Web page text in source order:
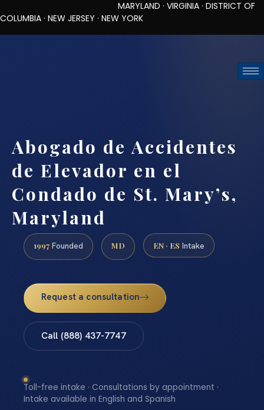
MARYLAND · VIRGINIA · DISTRICT OF
COLUMBIA · NEW JERSEY · NEW YORK
Abogado de Accidentes
de Elevador en el
Condado de St. Mary’s,
Maryland
1997 Founded MD EN · ES Intake
Request a consultation
Call (888) 437-7747
Toll-free intake · Consultations by appointment ·
Intake available in English and Spanish